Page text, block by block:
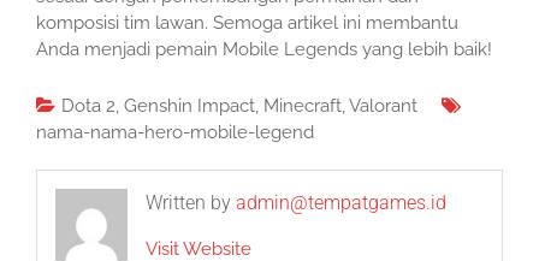
komposisi tim lawan. Semoga artikel ini membantu
Anda menjadi pemain Mobile Legends yang lebih baik!
Dota 2, Genshin Impact, Minecraft,Valorant
nama-nama-hero-mobile-legend
Written by admin@tempatgames.id
Visit Website